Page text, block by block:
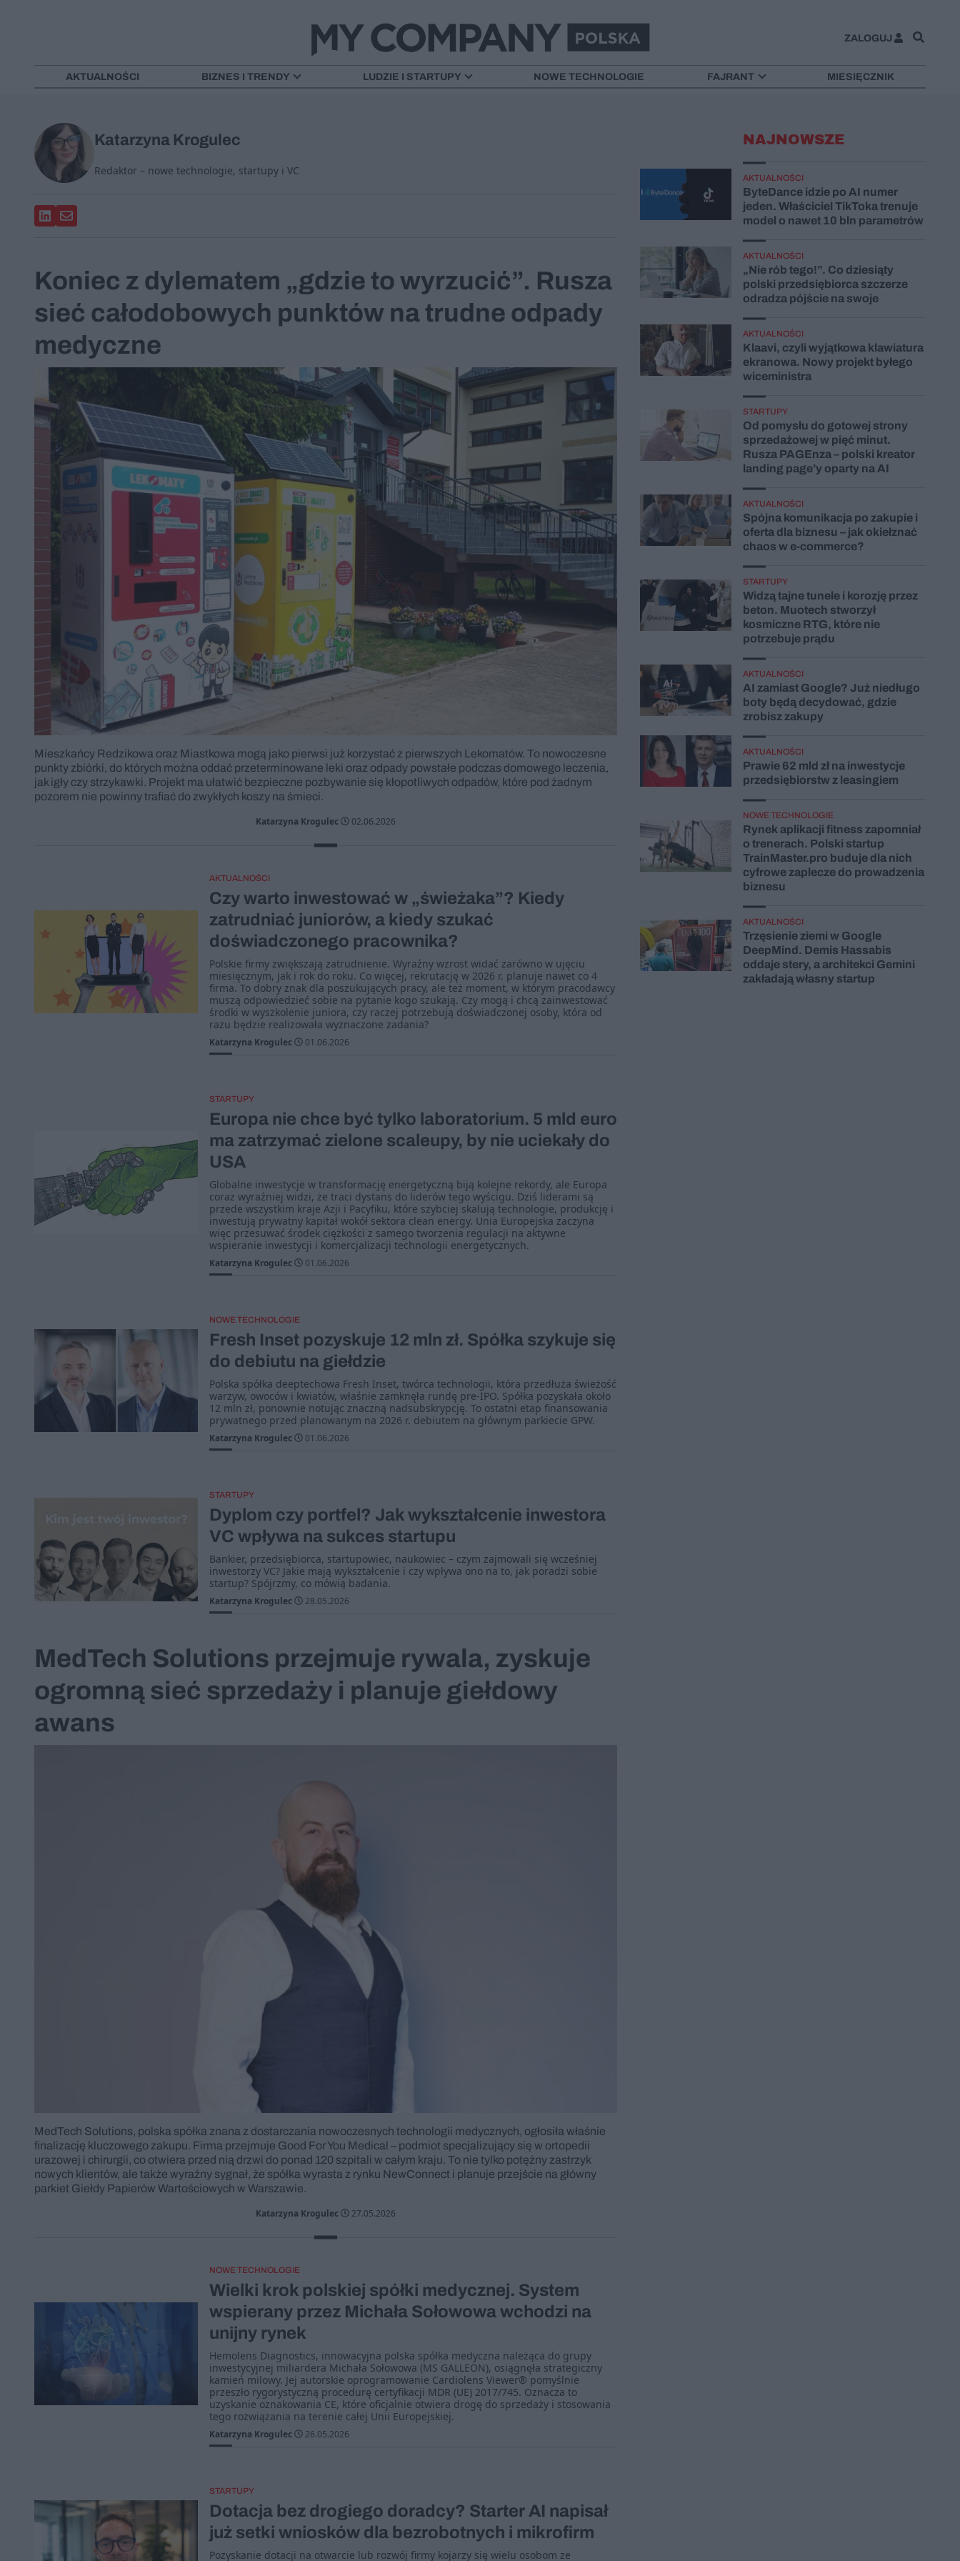
ZALOGUJ
AKTUALNOŚCI BIZNES I TRENDY LUDZIE I STARTUPY NOWE TECHNOLOGIE FAJRANT MIESIĘCZNIK
Katarzyna Krogulec
Redaktor – nowe technologie, startupy i VC
Koniec z dylematem „gdzie to wyrzucić”. Rusza
sieć całodobowych punktów na trudne odpady
medyczne
Mieszkańcy Redzikowa oraz Miastkowa mogą jako pierwsi już korzystać z pierwszych Lekomatów. To nowoczesne
punkty zbiórki, do których można oddać przeterminowane leki oraz odpady powstałe podczas domowego leczenia,
jak igły czy strzykawki. Projekt ma ułatwić bezpieczne pozbywanie się kłopotliwych odpadów, które pod żadnym
pozorem nie powinny trafiać do zwykłych koszy na śmieci.
Katarzyna Krogulec 02.06.2026
AKTUALNOŚCI
Czy warto inwestować w „świeżaka”? Kiedy
zatrudniać juniorów, a kiedy szukać
doświadczonego pracownika?
Polskie firmy zwiększają zatrudnienie. Wyraźny wzrost widać zarówno w ujęciu
miesięcznym, jak i rok do roku. Co więcej, rekrutację w 2026 r. planuje nawet co 4
firma. To dobry znak dla poszukujących pracy, ale też moment, w którym pracodawcy
muszą odpowiedzieć sobie na pytanie kogo szukają. Czy mogą i chcą zainwestować
środki w wyszkolenie juniora, czy raczej potrzebują doświadczonej osoby, która od
razu będzie realizowała wyznaczone zadania?
Katarzyna Krogulec 01.06.2026
STARTUPY
Europa nie chce być tylko laboratorium. 5 mld euro
ma zatrzymać zielone scaleupy, by nie uciekały do
USA
Globalne inwestycje w transformację energetyczną biją kolejne rekordy, ale Europa
coraz wyraźniej widzi, że traci dystans do liderów tego wyścigu. Dziś liderami są
przede wszystkim kraje Azji i Pacyfiku, które szybciej skalują technologie, produkcję i
inwestują prywatny kapitał wokół sektora clean energy. Unia Europejska zaczyna
więc przesuwać środek ciężkości z samego tworzenia regulacji na aktywne
wspieranie inwestycji i komercjalizacji technologii energetycznych.
Katarzyna Krogulec 01.06.2026
NOWE TECHNOLOGIE
Fresh Inset pozyskuje 12 mln zł. Spółka szykuje się
do debiutu na giełdzie
Polska spółka deeptechowa Fresh Inset, twórca technologii, która przedłuża świeżość
warzyw, owoców i kwiatów, właśnie zamknęła rundę pre-IPO. Spółka pozyskała około
12 mln zł, ponownie notując znaczną nadsubskrypcję. To ostatni etap finansowania
prywatnego przed planowanym na 2026 r. debiutem na głównym parkiecie GPW.
Katarzyna Krogulec 01.06.2026
STARTUPY
Dyplom czy portfel? Jak wykształcenie inwestora
VC wpływa na sukces startupu
Bankier, przedsiębiorca, startupowiec, naukowiec – czym zajmowali się wcześniej
inwestorzy VC? Jakie mają wykształcenie i czy wpływa ono na to, jak poradzi sobie
startup? Spójrzmy, co mówią badania.
Katarzyna Krogulec 28.05.2026
MedTech Solutions przejmuje rywala, zyskuje
ogromną sieć sprzedaży i planuje giełdowy
awans
MedTech Solutions, polska spółka znana z dostarczania nowoczesnych technologii medycznych, ogłosiła właśnie
finalizację kluczowego zakupu. Firma przejmuje Good For You Medical – podmiot specjalizujący się w ortopedii
urazowej i chirurgii, co otwiera przed nią drzwi do ponad 120 szpitali w całym kraju. To nie tylko potężny zastrzyk
nowych klientów, ale także wyraźny sygnał, że spółka wyrasta z rynku NewConnect i planuje przejście na główny
parkiet Giełdy Papierów Wartościowych w Warszawie.
Katarzyna Krogulec 27.05.2026
NOWE TECHNOLOGIE
Wielki krok polskiej spółki medycznej. System
wspierany przez Michała Sołowowa wchodzi na
unijny rynek
Hemolens Diagnostics, innowacyjna polska spółka medyczna należąca do grupy
inwestycyjnej miliardera Michała Sołowowa (MS GALLEON), osiągnęła strategiczny
kamień milowy. Jej autorskie oprogramowanie Cardiolens Viewer® pomyślnie
przeszło rygorystyczną procedurę certyfikacji MDR (UE) 2017/745. Oznacza to
uzyskanie oznakowania CE, które oficjalnie otwiera drogę do sprzedaży i stosowania
tego rozwiązania na terenie całej Unii Europejskiej.
Katarzyna Krogulec 26.05.2026
STARTUPY
Dotacja bez drogiego doradcy? Starter AI napisał
już setki wniosków dla bezrobotnych i mikrofirm
Pozyskanie dotacji na otwarcie lub rozwój firmy kojarzy się wielu osobom ze
NAJNOWSZE
AKTUALNOŚCI
ByteDance idzie po AI numer
jeden. Właściciel TikToka trenuje
model o nawet 10 bln parametrów
AKTUALNOŚCI
„Nie rób tego!”. Co dziesiąty
polski przedsiębiorca szczerze
odradza pójście na swoje
AKTUALNOŚCI
Klaavi, czyli wyjątkowa klawiatura
ekranowa. Nowy projekt byłego
wiceministra
STARTUPY
Od pomysłu do gotowej strony
sprzedażowej w pięć minut.
Rusza PAGEnza – polski kreator
landing page’y oparty na AI
AKTUALNOŚCI
Spójna komunikacja po zakupie i
oferta dla biznesu – jak okiełznać
chaos w e-commerce?
STARTUPY
Widzą tajne tunele i korozję przez
beton. Muotech stworzył
kosmiczne RTG, które nie
potrzebuje prądu
AKTUALNOŚCI
AI zamiast Google? Już niedługo
boty będą decydować, gdzie
zrobisz zakupy
AKTUALNOŚCI
Prawie 62 mld zł na inwestycje
przedsiębiorstw z leasingiem
NOWE TECHNOLOGIE
Rynek aplikacji fitness zapomniał
o trenerach. Polski startup
TrainMaster.pro buduje dla nich
cyfrowe zaplecze do prowadzenia
biznesu
AKTUALNOŚCI
Trzęsienie ziemi w Google
DeepMind. Demis Hassabis
oddaje stery, a architekci Gemini
zakładają własny startup